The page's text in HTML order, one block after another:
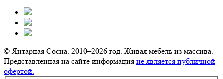
© Янтарная Сосна. 2010–2026 год. Живая мебель из массива.
Представленная на сайте информация не является публичной
офертой.